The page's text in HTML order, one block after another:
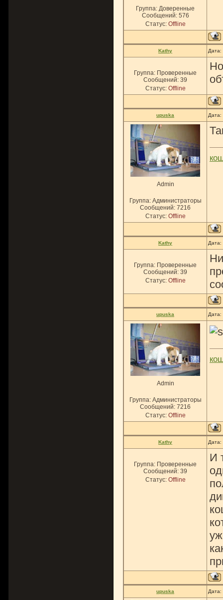
Группа: Доверенные
Сообщений: 576
Статус: Offline
Kathy Дата:
Группа: Проверенные
Сообщений: 39
Статус: Offline
upuska Дата:
Admin
Группа: Администраторы
Сообщений: 7216
Статус: Offline
Kathy
Группа: Проверенные
Сообщений: 39
Статус: Offline
upuska
Admin
Группа: Администраторы
Сообщений: 7216
Статус: Offline
Kathy
Группа: Проверенные
Сообщений: 39
Статус: Offline
И
upuska